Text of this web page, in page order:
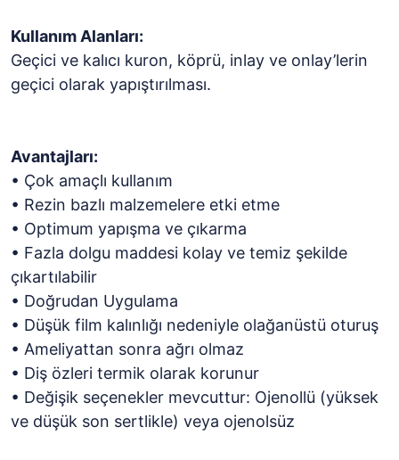
Kullanım Alanları:
Geçici ve kalıcı kuron, köprü, inlay ve onlay’lerin
geçici olarak yapıştırılması.
Avantajları:
• Çok amaçlı kullanım
• Rezin bazlı malzemelere etki etme
• Optimum yapışma ve çıkarma
• Fazla dolgu maddesi kolay ve temiz şekilde
çıkartılabilir
• Doğrudan Uygulama
• Düşük film kalınlığı nedeniyle olağanüstü oturuş
• Ameliyattan sonra ağrı olmaz
• Diş özleri termik olarak korunur
• Değişik seçenekler mevcuttur: Ojenollü (yüksek
ve düşük son sertlikle) veya ojenolsüz